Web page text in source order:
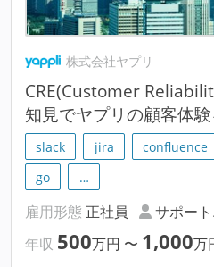
株式会社ヤプリ
CRE(Customer
知見でヤプリの顧客体
slack jira confluence
go
…
雇用形態 正社員 サポー
年収 500万円 〜 1,000万